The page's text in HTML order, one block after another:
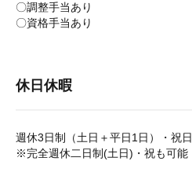
〇調整手当あり
〇資格手当あり
休日休暇
週休3日制（土日＋平日1日）・祝日
※完全週休二日制(土日)・祝も可能